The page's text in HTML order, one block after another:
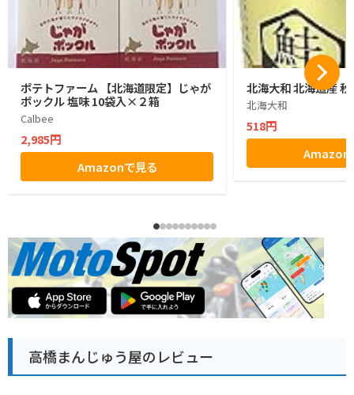
ポテトファーム 【北海道限定】じゃが
ポックル 塩味 10袋入×２箱
Calbee
2,985円
Amazonで見る
北海大和 北海道産
北海大和
518円
Amazon
高橋まんじゅう屋のレビュー